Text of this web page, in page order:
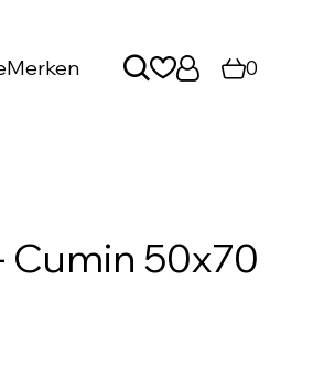
Merken 0
Cumin 50x70